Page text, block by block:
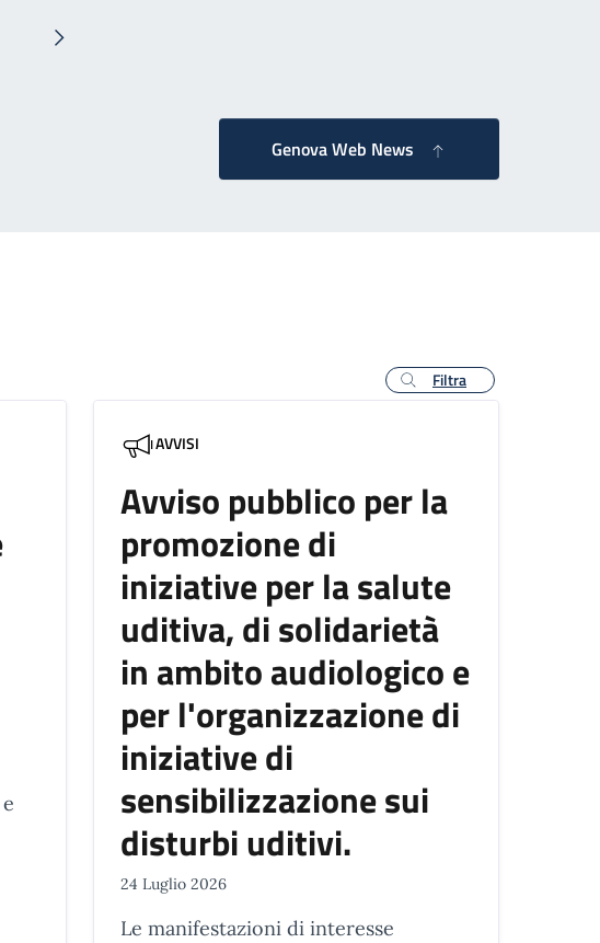
Pagina successiva
Genova Web News
Filtra
AVVISI
Avviso pubblico per la
promozione di
iniziative per la salute
uditiva, di solidarietà
in ambito audiologico e
per l'organizzazione di
iniziative di
sensibilizzazione sui
disturbi uditivi.
24 Luglio 2026
Le manifestazioni di interesse